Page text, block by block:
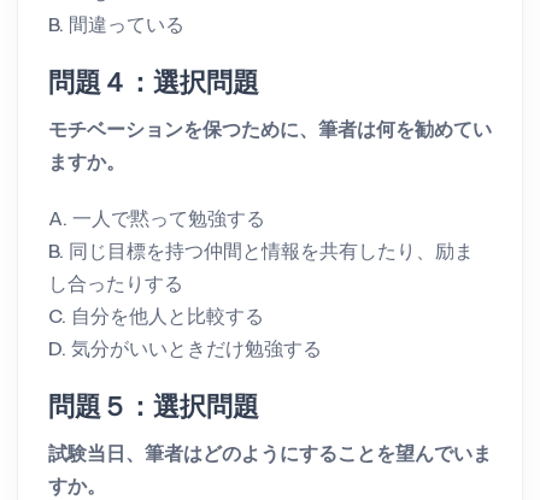
B. 間違っている
問題４：選択問題
モチベーションを保つために、筆者は何を勧めてい
ますか。
A. 一人で黙って勉強する
B. 同じ目標を持つ仲間と情報を共有したり、励ま
し合ったりする
C. 自分を他人と比較する
D. 気分がいいときだけ勉強する
問題５：選択問題
試験当日、筆者はどのようにすることを望んでいま
すか。